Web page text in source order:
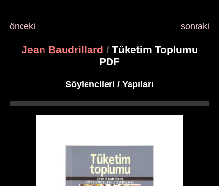
önceki sonraki
Jean Baudrillard /Tüketim Toplumu
PDF
Söylencileri / Yapıları